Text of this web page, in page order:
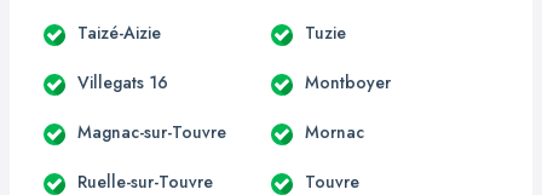
Taizé-Aizie Tuzie
Villegats 16 Montboyer
Magnac-sur-Touvre Mornac
Ruelle-sur-Touvre Touvre